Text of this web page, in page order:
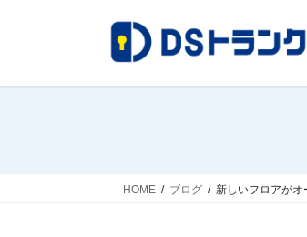
HOME ブログ 新しいフロアがオ